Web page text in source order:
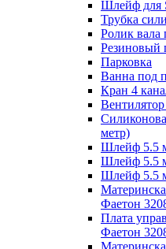
Шлейф для
Трубка
Ролик
Резиновый
Парковка
Ванна под
Кран 4
метр)
Шлейф 5.5
Шлейф 5.5
Шлейф 5.5
Фаетон
Плата
Фаетон